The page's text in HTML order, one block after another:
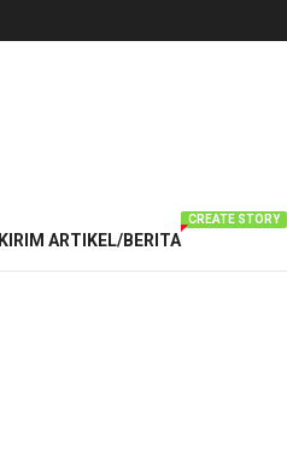
KIRIM ARTIKEL/BERITA
CREATE STORY